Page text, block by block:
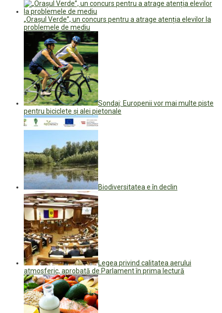
„Orașul Verde”, un concurs pentru a atrage atenția elevilor la
problemele de mediu
Sondaj: Europenii vor mai multe piste
pentru biciclete şi alei pietonale
Biodiversitatea e în declin
Legea privind calitatea aerului
atmosferic, aprobată de Parlament în prima lectură